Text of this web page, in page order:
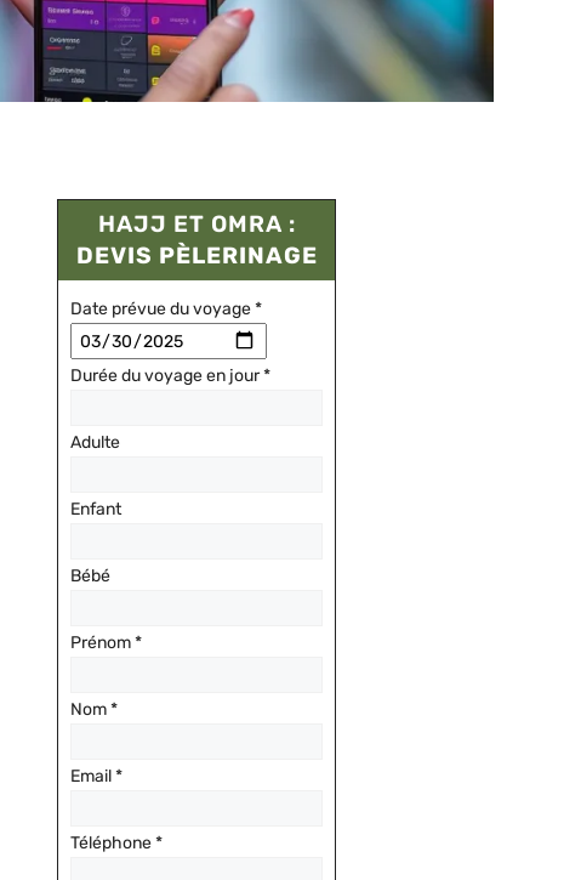
HAJJ ET OMRA :
DEVIS PÈLERINAGE
Date prévue du voyage*
Durée du voyage en jour*
Adulte
Enfant
Bébé
Prénom*
Nom*
Email*
Téléphone*